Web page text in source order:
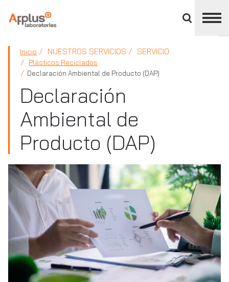
panel
APPLUS+
Inicio NUESTROS SERVICIOS SERVICIO
Plásticos Reciclados
Declaración Ambiental de Producto (DAP)
Declaración
Ambiental de
Producto (DAP)